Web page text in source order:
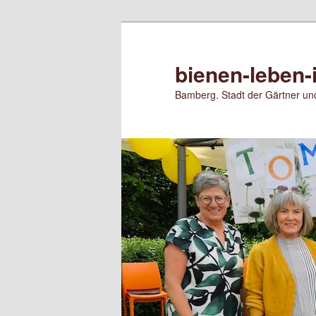
bienen-
Bamberg. Stadt der Gärtner